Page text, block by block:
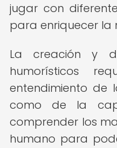
jugar con
para enriquecer la
La creación y
humorísticos
entendimiento de
como de la
comprender los
humano para